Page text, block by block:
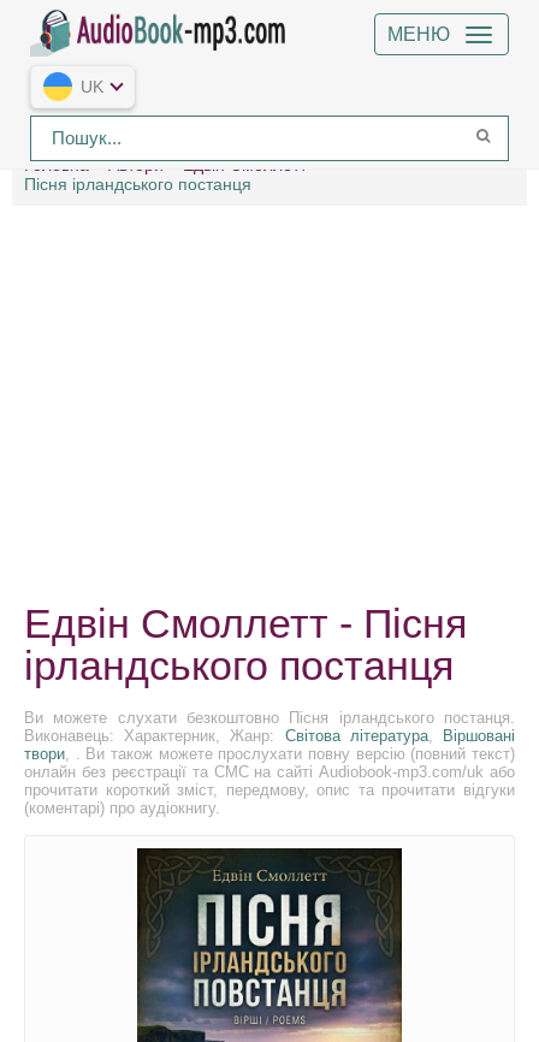
МЕНЮ
UK
Головна Автори
Едвін Смоллетт
Пісня ірландського постанця
Едвін Смоллетт - Пісня
ірландського постанця
Ви можете слухати безкоштовно Пісня ірландського постанця.
Виконавець: Характерник, Жанр: Світова література,
Віршовані
твори, . Ви також можете прослухати повну версію (повний текст)
онлайн без реєстрації та СМС на сайті Audiobook-mp3.com/uk або
прочитати короткий зміст, передмову, опис та прочитати відгуки
(коментарі) про аудіокнигу.